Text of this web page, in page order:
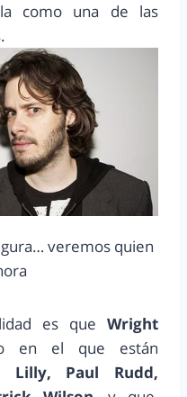
como una de las
veremos quien
es que Wright
en el que están
Lilly, Paul Rudd,